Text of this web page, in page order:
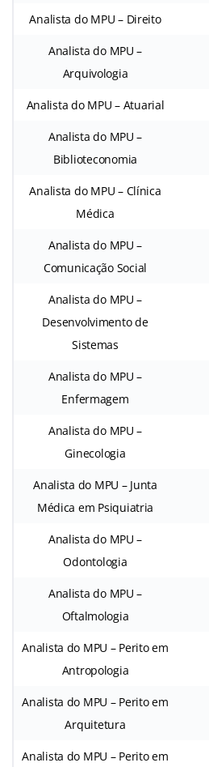
Analista do MPU – Direito
Analista do MPU –
Arquivologia
Analista do MPU – Atuarial
Analista do MPU –
Biblioteconomia
Analista do MPU – Clínica
Médica
Analista do MPU –
Comunicação Social
Analista do MPU –
Desenvolvimento de
Sistemas
Analista do MPU –
Enfermagem
Analista do MPU –
Ginecologia
Analista do MPU – Junta
Médica em Psiquiatria
Analista do MPU –
Odontologia
Analista do MPU –
Oftalmologia
Analista do MPU – Perito em
Antropologia
Analista do MPU – Perito em
Arquitetura
Analista do MPU – Perito em